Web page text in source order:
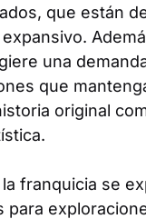
que están
una
que
original
franquicia se
para